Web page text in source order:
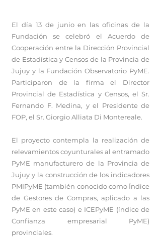
El día 13 de junio en las oficinas de la
Fundación se celebró el Acuerdo de
Cooperación entre la Dirección Provincial
de Estadística y Censos de la Provincia de
Jujuy y la Fundación Observatorio PyME.
Participaron de la firma el Director
Provincial de Estadística y Censos, el Sr.
Fernando F. Medina, y el Presidente de
FOP, el Sr. Giorgio Alliata Di Montereale.
El proyecto contempla la realización de
relevamientos coyunturales al entramado
PyME manufacturero de la Provincia de
Jujuy y la construcción de los indicadores
PMIPyME (también conocido como Índice
de Gestores de Compras, aplicado a las
PyME en este caso) e ICEPyME (índice de
Confianza empresarial PyME)
provinciales.